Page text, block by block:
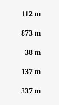
112 m
873 m
38 m
137 m
337 m